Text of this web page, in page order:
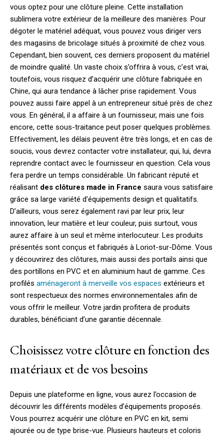
vous optez pour une clôture pleine. Cette installation
sublimera votre extérieur de la meilleure des manières. Pour
dégoter le matériel adéquat, vous pouvez vous diriger vers
des magasins de bricolage situés à proximité de chez vous.
Cependant, bien souvent, ces derniers proposent du matériel
de moindre qualité. Un vaste choix s’offrira à vous, c’est vrai,
toutefois, vous risquez d’acquérir une clôture fabriquée en
Chine, qui aura tendance à lâcher prise rapidement. Vous
pouvez aussi faire appel à un entrepreneur situé près de chez
vous. En général, il a affaire à un fournisseur, mais une fois
encore, cette sous-traitance peut poser quelques problèmes.
Effectivement, les délais peuvent être très longs, et en cas de
soucis, vous devrez contacter votre installateur, qui, lui, devra
reprendre contact avec le fournisseur en question. Cela vous
fera perdre un temps considérable. Un fabricant réputé et
réalisant des clôtures made in France saura vous satisfaire
grâce sa large variété d’équipements design et qualitatifs.
D’ailleurs, vous serez également ravi par leur prix, leur
innovation, leur matière et leur couleur, puis surtout, vous
aurez affaire à un seul et même interlocuteur. Les produits
présentés sont conçus et fabriqués à Loriot-sur-Dôme. Vous
y découvrirez des clôtures, mais aussi des portails ainsi que
des portillons en PVC et en aluminium haut de gamme. Ces
profilés aménageront à merveille vos espaces extérieurs et
sont respectueux des normes environnementales afin de
vous offrir le meilleur. Votre jardin profitera de produits
durables, bénéficiant d’une garantie décennale.
Choisissez votre clôture en fonction des
matériaux et de vos besoins
Depuis une plateforme en ligne, vous aurez l’occasion de
découvrir les différents modèles d’équipements proposés.
Vous pourrez acquérir une clôture en PVC en kit, semi
ajourée ou de type brise-vue. Plusieurs hauteurs et coloris